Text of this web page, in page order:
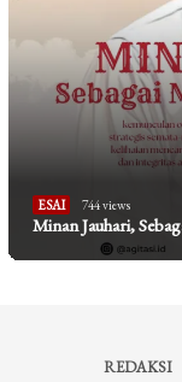
ESAI 744 views
Minan Jauhari,
REDAKSI